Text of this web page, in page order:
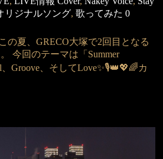
リジナルソング,歌ってみた 0
の夏、GRECO大塚で2回目となる
今回のテーマは「Summer
、Groove、そしてLove✨🎙️👑💖🌈カ